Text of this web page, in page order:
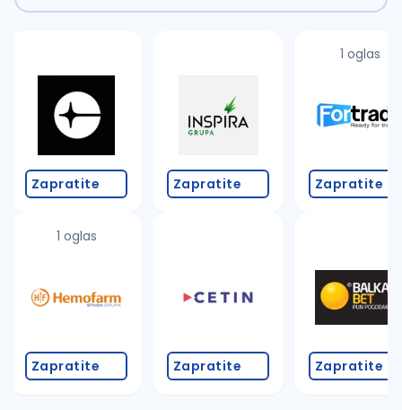
Zapratite
1 oglas
Zapratite
Zapratite
Zapratite
1 oglas
Zapratite
Zapratite